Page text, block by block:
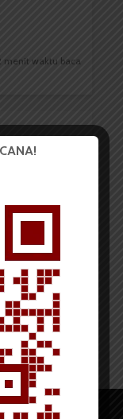
menit waktu baca
menit waktu baca